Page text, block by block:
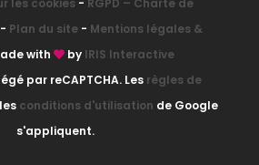
Plan du site- Mentions légales &
with by IRIS Interactive
par reCAPTCHA. Les règles de
conditions d'utilisation de Google
s'appliquent.